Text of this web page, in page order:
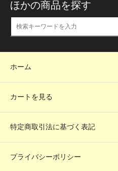
ほかの商品を探す
ホーム
カートを見る
特定商取引法に基づく表記
プライバシーポリシー